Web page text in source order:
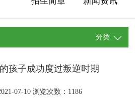
分类
孩子成功度过叛逆时期
07-10 浏览次数： 1186